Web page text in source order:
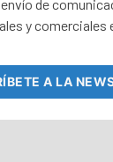
de
y comerciales
A LA